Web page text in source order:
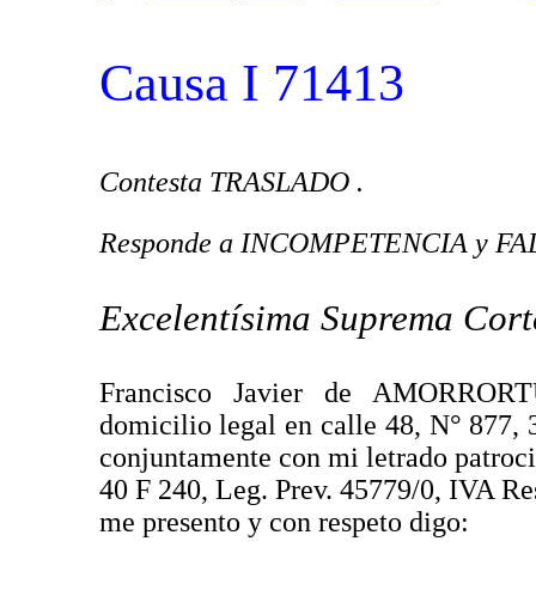
Causa I 71413
Contesta TRASLADO .
Responde a INCOMPETENCIA y
Excelentísima Suprema
Francisco Javier de
domicilio legal en calle 48, N° 877,
conjuntamente con mi letrado
40 F 240, Leg. Prev. 45779/0, IVA
me presento y con respeto digo: